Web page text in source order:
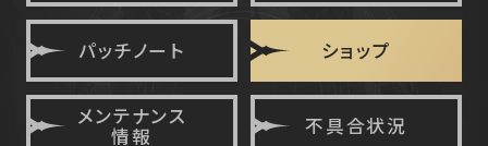
パッチノート ショップ
メンテナンス
情報 不具合状況